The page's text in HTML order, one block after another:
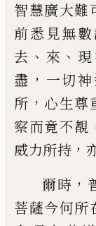
智慧廣大難
前悉 見無
去 、 來 、
盡 ， 一切
所 ， 心生尊
察而竟不覩
威力所持 ，
爾時 ，
菩薩今何所